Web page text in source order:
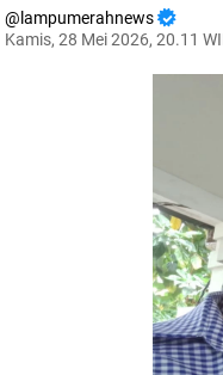
lampumerahnews
Kamis, 28 Mei 2026, 20.11